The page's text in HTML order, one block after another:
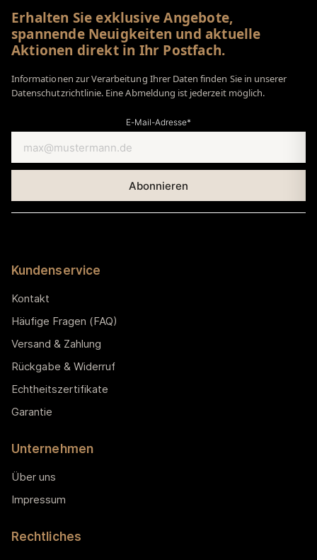
Erhalten Sie exklusive Angebote,
spannende Neuigkeiten und aktuelle
Aktionen direkt in Ihr Postfach.
Informationen zur Verarbeitung Ihrer Daten finden Sie in unserer
Datenschutzrichtlinie. Eine Abmeldung ist jederzeit möglich.
E-Mail-Adresse*
Kundenservice
Kontakt
Häufige Fragen (FAQ)
Versand & Zahlung
Rückgabe & Widerruf
Echtheitszertifikate
Garantie
Unternehmen
Über uns
Impressum
Rechtliches